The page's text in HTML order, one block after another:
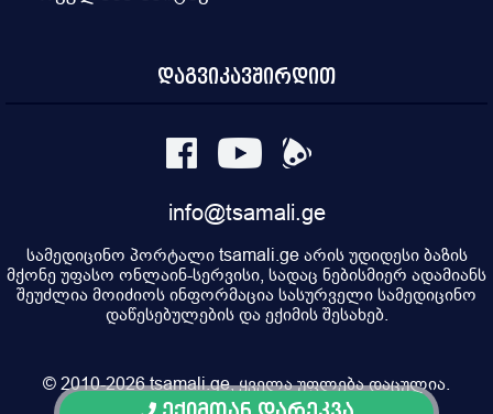
დაგვიკავშირდით
info@tsamali.ge
სამედიცინო პორტალი tsamali.ge არის უდიდესი ბაზის
მქონე უფასო ონლაინ-სერვისი, სადაც ნებისმიერ ადამიანს
შეუძლია მოიძიოს ინფორმაცია სასურველი სამედიცინო
დაწესებულების და ექიმის შესახებ.
© 2010-2026 tsamali.ge, ყველა უფლება დაცულია.